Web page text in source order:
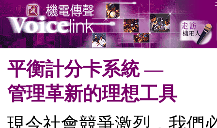
平衡計分卡系統 —
管理革新的理想工具
現今社會競爭激烈，我們